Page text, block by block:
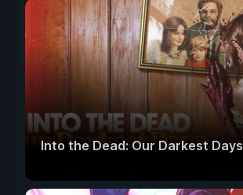
Into the Dead: Our Darkest Days